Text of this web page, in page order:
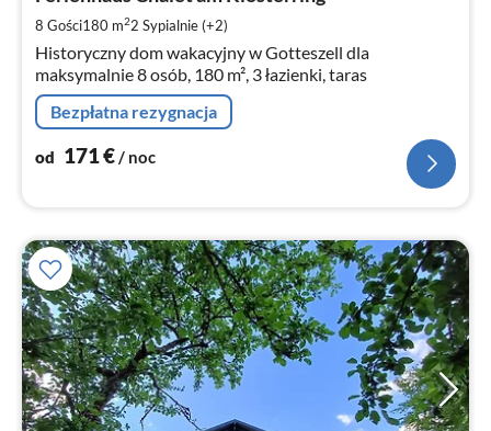
8 Gości180 m22 Sypialnie (+2)
Historyczny dom wakacyjny w Gotteszell dla
maksymalnie 8 osób, 180 m², 3 łazienki, taras
Bezpłatna rezygnacja
od 171€/ noc